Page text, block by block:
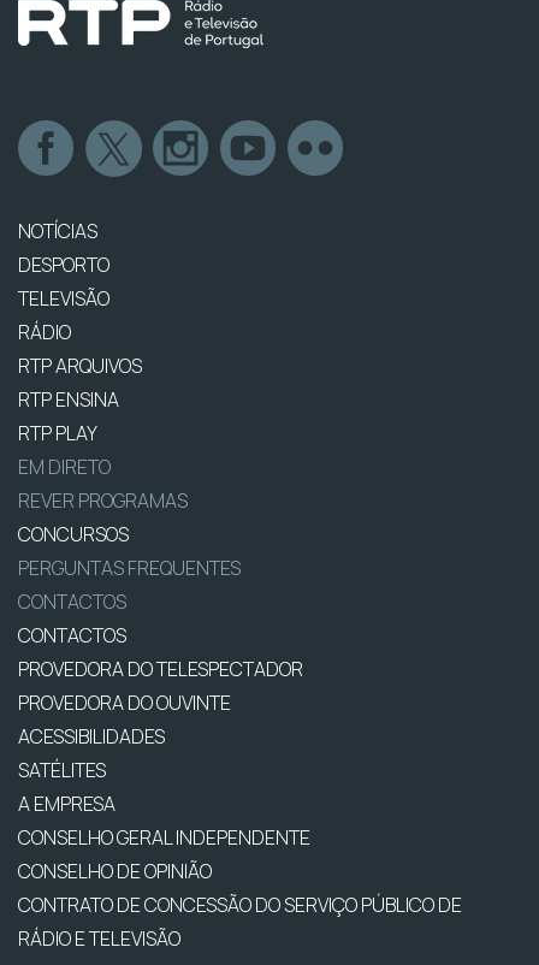
NOTÍCIAS
DESPORTO
TELEVISÃO
RÁDIO
RTP ARQUIVOS
RTP ENSINA
RTP PLAY
EM DIRETO
REVER PROGRAMAS
CONCURSOS
PERGUNTAS FREQUENTES
CONTACTOS
CONTACTOS
PROVEDORA DO TELESPECTADOR
PROVEDORA DO OUVINTE
ACESSIBILIDADES
SATÉLITES
A EMPRESA
CONSELHO GERAL INDEPENDENTE
CONSELHO DE OPINIÃO
CONTRATO DE CONCESSÃO DO SERVIÇO PÚBLICO DE
RÁDIO E TELEVISÃO